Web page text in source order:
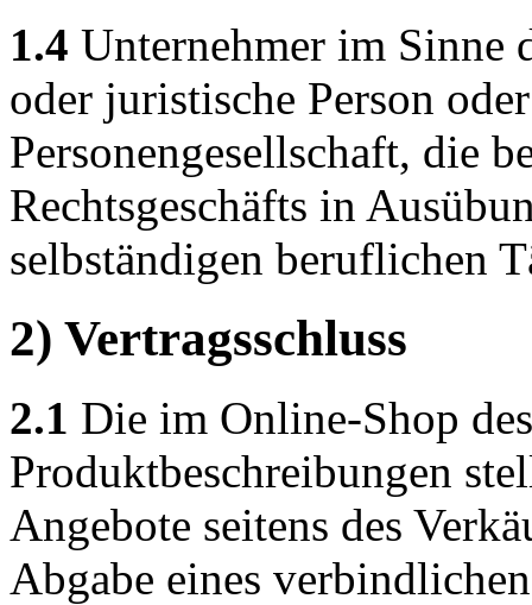
1.4 Unternehmer im Sinne
oder juristische Person
Personengesellschaft, die
Rechtsgeschäfts in
selbständigen beruflichen
2) Vertragsschluss
2.1 Die im Online-Shop
Produktbeschreibungen
Angebote seitens des
Abgabe eines